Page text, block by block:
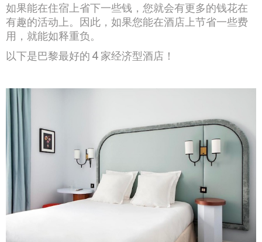
如果能在住宿上省下一些钱，您就会有更多的钱花在
有趣的活动上。因此，如果您能在酒店上节省一些费
用，就能如释重负。
以下是巴黎最好的 4 家经济型酒店！